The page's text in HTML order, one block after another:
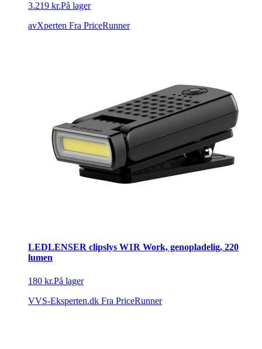
3.219 kr.På lager
avXperten Fra PriceRunner
LEDLENSER clipslys W1R Work, genopladelig, 220
lumen
180 kr.På lager
VVS-Eksperten.dk Fra PriceRunner